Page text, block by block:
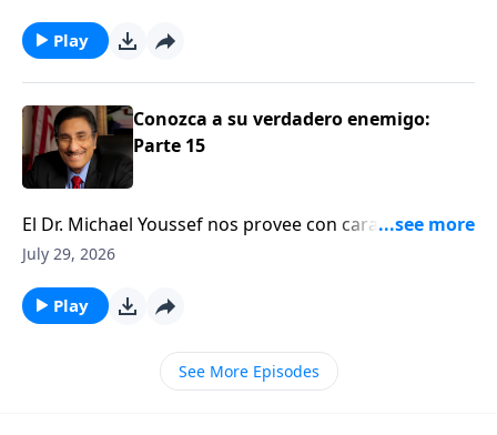
Play
Conozca a su verdadero enemigo:
Parte 15
El Dr. Michael Youssef nos provee con características
y estrategias identificables del enemigo y de cómo
July 29, 2026
Play
See More Episodes